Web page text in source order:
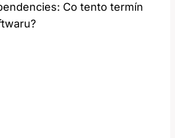
Co tento termín